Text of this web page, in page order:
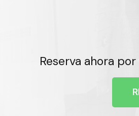
Reserva ahora